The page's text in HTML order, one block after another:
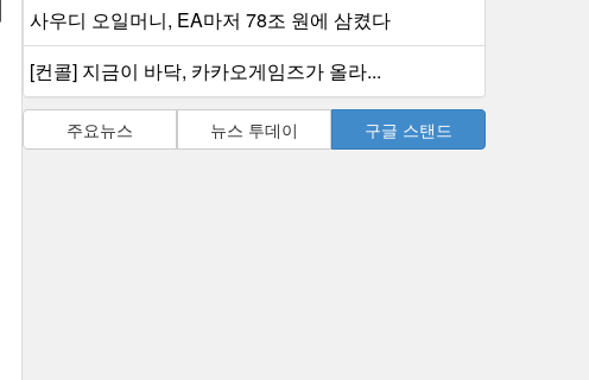
사우디 오일머니, EA마저 78조 원에 삼켰다
[컨콜] 지금이 바닥, 카카오게임즈가 올라...
주요뉴스 뉴스 투데이 구글 스탠드